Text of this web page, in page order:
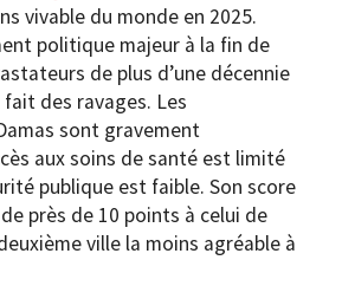
vivable du monde en 2025.
politique majeur à la fin de
de plus d’une décennie
des ravages. Les
sont gravement
aux soins de santé est limité
publique est faible. Son score
près de 10 points à celui de
ville la moins agréable à